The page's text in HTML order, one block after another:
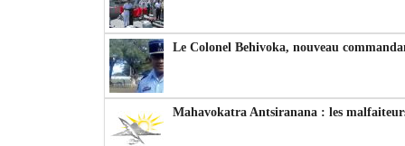
Le Colonel Behivoka, nouveau
Mahavokatra Antsiranana : les